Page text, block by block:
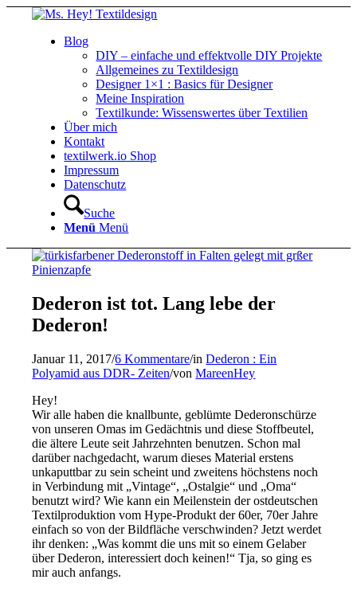
Blog
DIY – einfache und effektvolle DIY Projekte
Allgemeines zu Textildesign
Designer 1×1 : Basics für Designer
Meine Inspiration
Textilkunde: Wissenswertes über Textilien
Über mich
Kontakt
textilwerk.io Shop
Impressum
Datenschutz
Suche
Menü Menü
Dederon ist tot. Lang lebe der
Dederon!
Januar 11, 2017/6 Kommentare/inDederon : Ein
Polyamid aus DDR- Zeiten/vonMareenHey
Hey!
Wir alle haben die knallbunte, geblümte Dederonschürze
von unseren Omas im Gedächtnis und diese Stoffbeutel,
die ältere Leute seit Jahrzehnten benutzen. Schon mal
darüber nachgedacht, warum dieses Material erstens
unkaputtbar zu sein scheint und zweitens höchstens noch
in Verbindung mit „Vintage“, „Ostalgie“ und „Oma“
benutzt wird? Wie kann ein Meilenstein der ostdeutschen
Textilproduktion vom Hype-Produkt der 60er, 70er Jahre
einfach so von der Bildfläche verschwinden? Jetzt werdet
ihr denken: „Was kommt die uns mit so einem Gelaber
über Dederon, interessiert doch keinen!“ Tja, so ging es
mir auch anfangs.